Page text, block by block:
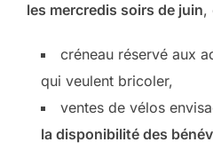
les mercredis soirs de juin,
créneau réservé aux
qui veulent bricoler,
ventes de vélos
la disponibilité des